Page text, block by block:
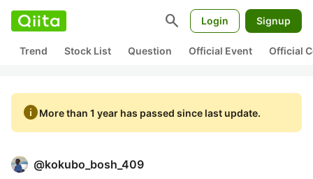
search Login Signup
Trend Stock List Question Official Event Official
infoMore than 1 year has passed since last update.
@kokubo_bosh_409